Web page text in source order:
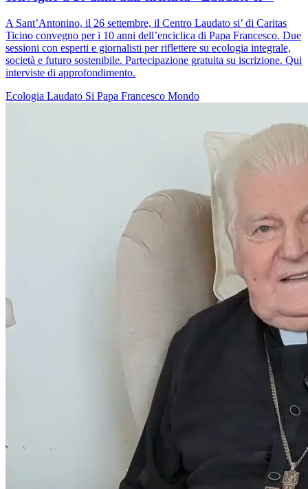
A Sant’Antonino, il 26 settembre, il Centro Laudato si’ di Caritas
Ticino convegno per i 10 anni dell’enciclica di Papa Francesco. Due
sessioni con esperti e giornalisti per riflettere su ecologia integrale,
società e futuro sostenibile. Partecipazione gratuita su iscrizione. Qui
interviste di approfondimento.
Ecologia Laudato Si Papa Francesco Mondo